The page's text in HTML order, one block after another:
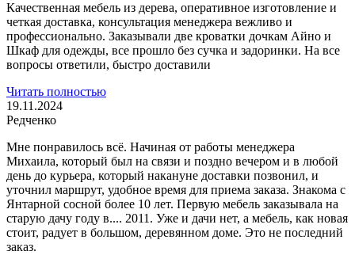
Качественная мебель из дерева, оперативное изготовление и
четкая доставка, консультация менеджера вежливо и
профессионально. Заказывали две кроватки дочкам Айно и
Шкаф для одежды, все прошло без сучка и задоринки. На все
вопросы ответили, быстро доставили
Читать полностью
19.11.2024
Редченко
Мне понравилось всё. Начиная от работы менеджера
Михаила, который был на связи и поздно вечером и в любой
день до курьера, который накануне доставки позвонил, и
уточнил маршрут, удобное время для приема заказа. Знакома с
Янтарной сосной более 10 лет. Первую мебель заказывала на
старую дачу году в.... 2011. Уже и дачи нет, а мебель, как новая
стоит, радует в большом, деревянном доме. Это не последний
заказ.